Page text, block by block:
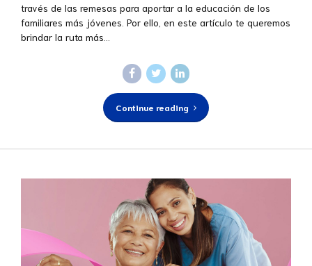
través de las remesas para aportar a la educación de los
familiares más jóvenes. Por ello, en este artículo te queremos
brindar la ruta más...
Continue reading